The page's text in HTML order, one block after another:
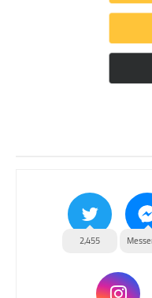
2,455